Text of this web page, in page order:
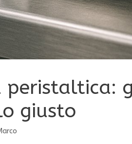
peristaltica:
giusto